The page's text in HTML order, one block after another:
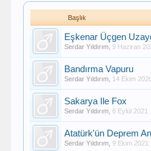
Başlık
Eşkenar Üçgen
Serdar Yıldırım ,9 Haziran
Bandırma Vapuru
Serdar Yıldırım 14 Ekim
Sakarya Ile Fox
Serdar Yıldırım 6 Eylül 2021
Atatürk'ün Deprem
Serdar Yıldırım ,9 Ekim 2021